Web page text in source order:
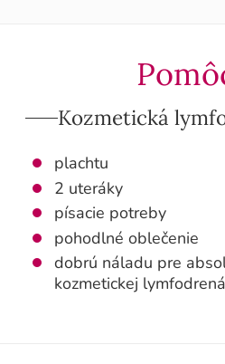
Kozmetická
plachtu
2 uteráky
písacie potreby
pohodlné oblečenie
dobrú náladu pre
kozmetickej